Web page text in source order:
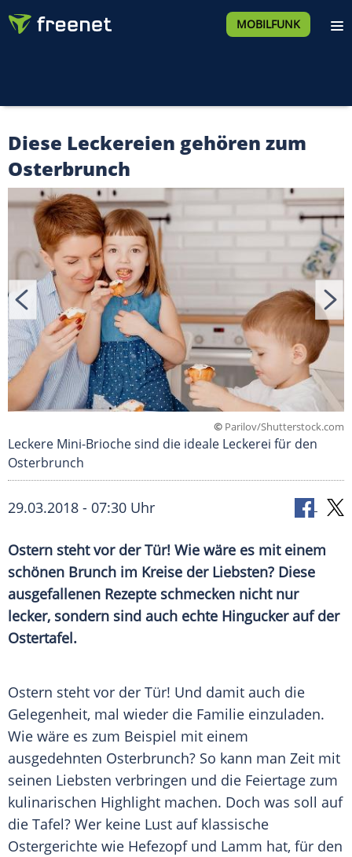
MOBILFUNK
Diese Leckereien gehören zum
Osterbrunch
© Parilov/Shutterstock.com
Leckere Mini-Brioche sind die ideale Leckerei für den
Osterbrunch
29.03.2018 - 07:30 Uhr
Ostern steht vor der Tür! Wie wäre es mit einem
schönen Brunch im Kreise der Liebsten? Diese
ausgefallenen Rezepte schmecken nicht nur
lecker, sondern sind auch echte Hinguckerauf der
Ostertafel.
Ostern steht vor der Tür! Und damit auch die
Gelegenheit, mal wieder die Familie einzuladen.
Wie wäre es zum Beispiel mit einem
ausgedehnten Osterbrunch? So kann man Zeit mit
seinen Liebsten verbringen und die Feiertage zum
kulinarischen Highlight machen. Doch was soll auf
die Tafel? Wer keine Lust auf klassische
Ostergerichte wie Hefezopf und Lamm hat, für den